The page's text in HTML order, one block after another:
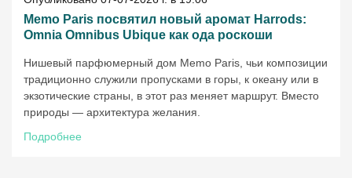
Memo Paris посвятил новый аромат Harrods:
Omnia Omnibus Ubique как ода роскоши
Нишевый парфюмерный дом Memo Paris, чьи композиции
традиционно служили пропусками в горы, к океану или в
экзотические страны, в этот раз меняет маршрут. Вместо
природы — архитектура желания.
Подробнее